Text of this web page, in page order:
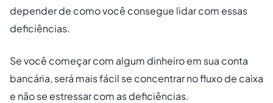
depender de como você consegue lidar com essas
deficiências.
Se você começar com algum dinheiro em sua conta
bancária, será mais fácil se concentrar no fluxo de caixa
e não se estressar com as deficiências.